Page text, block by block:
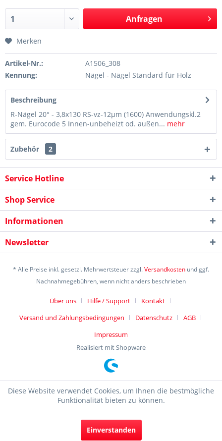
Anfragen
Merken
Artikel-Nr.:
A1506_308
Kennung:
Nägel - Nägel Standard für Holz
Beschreibung
R-Nägel 20° - 3,8x130 RS-vz-12µm (1600) Anwendungskl.2
gem. Eurocode 5 Innen-unbeheizt od. außen... mehr
Zubehör 2
Service Hotline
Shop Service
Informationen
Newsletter
* Alle Preise inkl. gesetzl. Mehrwertsteuer zzgl.Versandkosten und ggf.
Nachnahmegebühren, wenn nicht anders beschrieben
Über uns Hilfe / Support
Kontakt
Versand und Zahlungsbedingungen
Datenschutz
AGB
Impressum
Realisiert mit Shopware
Diese Website verwendet Cookies, um Ihnen die bestmögliche
Funktionalität bieten zu können.
Einverstanden